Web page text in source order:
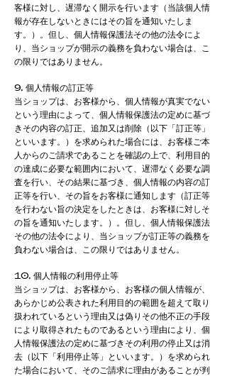
客様に対し、遅滞なく開示を行います（当該個人情
報が存在しないときにはその旨を通知いたしま
す。）。但し、個人情報保護法その他の法令によ
り、当ショップが開示の義務を負わない場合は、こ
の限りではありません。
9. 個人情報の訂正等
当ショップは、お客様から、個人情報が真実でない
という理由によって、個人情報保護法の定めに基づ
きその内容の訂正、追加又は削除（以下「訂正等」
といいます。）を求められた場合には、お客様ご本
人からのご請求であることを確認の上で、利用目的
の達成に必要な範囲内において、遅滞なく必要な調
査を行い、その結果に基づき、個人情報の内容の訂
正等を行い、その旨をお客様に通知します（訂正等
を行わない旨の決定をしたときは、お客様に対しそ
の旨を通知いたします。）。但し、個人情報保護法
その他の法令により、当ショップが訂正等の義務を
負わない場合は、この限りではありません。
10. 個人情報の利用停止等
当ショップは、お客様から、お客様の個人情報が、
あらかじめ公表された利用目的の範囲を超えて取り
扱われているという理由又は偽りその他不正の手段
により取得されたものであるという理由により、個
人情報保護法の定めに基づきその利用の停止又は消
去（以下「利用停止等」といいます。）を求められ
た場合において、そのご請求に理由があることが判